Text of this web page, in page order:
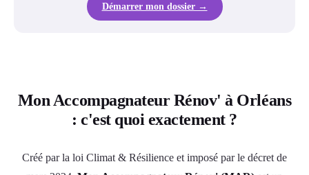
Démarrer mon dossier →
Mon Accompagnateur Rénov' à Orléans
: c'est quoi exactement ?
Créé par la loi Climat & Résilience et imposé par le décret de